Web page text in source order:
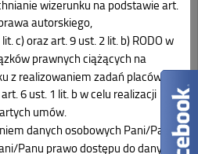
wizerunku na podstawie art.
autorskiego,
c) oraz art. 9 ust. 2 lit. b) RODO w
prawnych ciążących na
z realizowaniem zadań placówki
6 ust. 1 lit. b w celu realizacji
umów.
danych osobowych Pani/Pana
Panu prawo dostępu do danych